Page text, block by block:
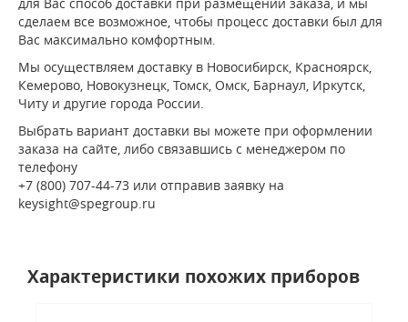
сделаем все возможное, чтобы процесс доставки был для
Вас максимально комфортным.
Мы осуществляем доставку в Новосибирск, Красноярск,
Кемерово, Новокузнецк, Томск, Омск, Барнаул, Иркутск,
Читу и другие города России.
Выбрать вариант доставки вы можете при оформлении
заказа на сайте, либо связавшись с менеджером по
телефону
+7 (800) 707-44-73 или отправив заявку на
keysight@spegroup.ru
Характеристики похожих приборов